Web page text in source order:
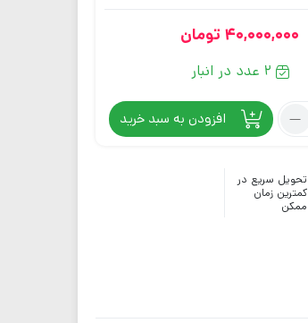
40,000,000 تومان
2 عدد در انبار
افزودن به سبد خرید
تحویل سریع در
کمترین زمان
ممکن